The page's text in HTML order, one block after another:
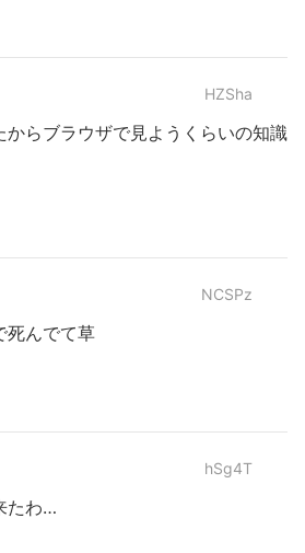
HZSha
からブラウザで見ようくらいの知識
NCSPz
死んでて草
hSg4T
たわ…